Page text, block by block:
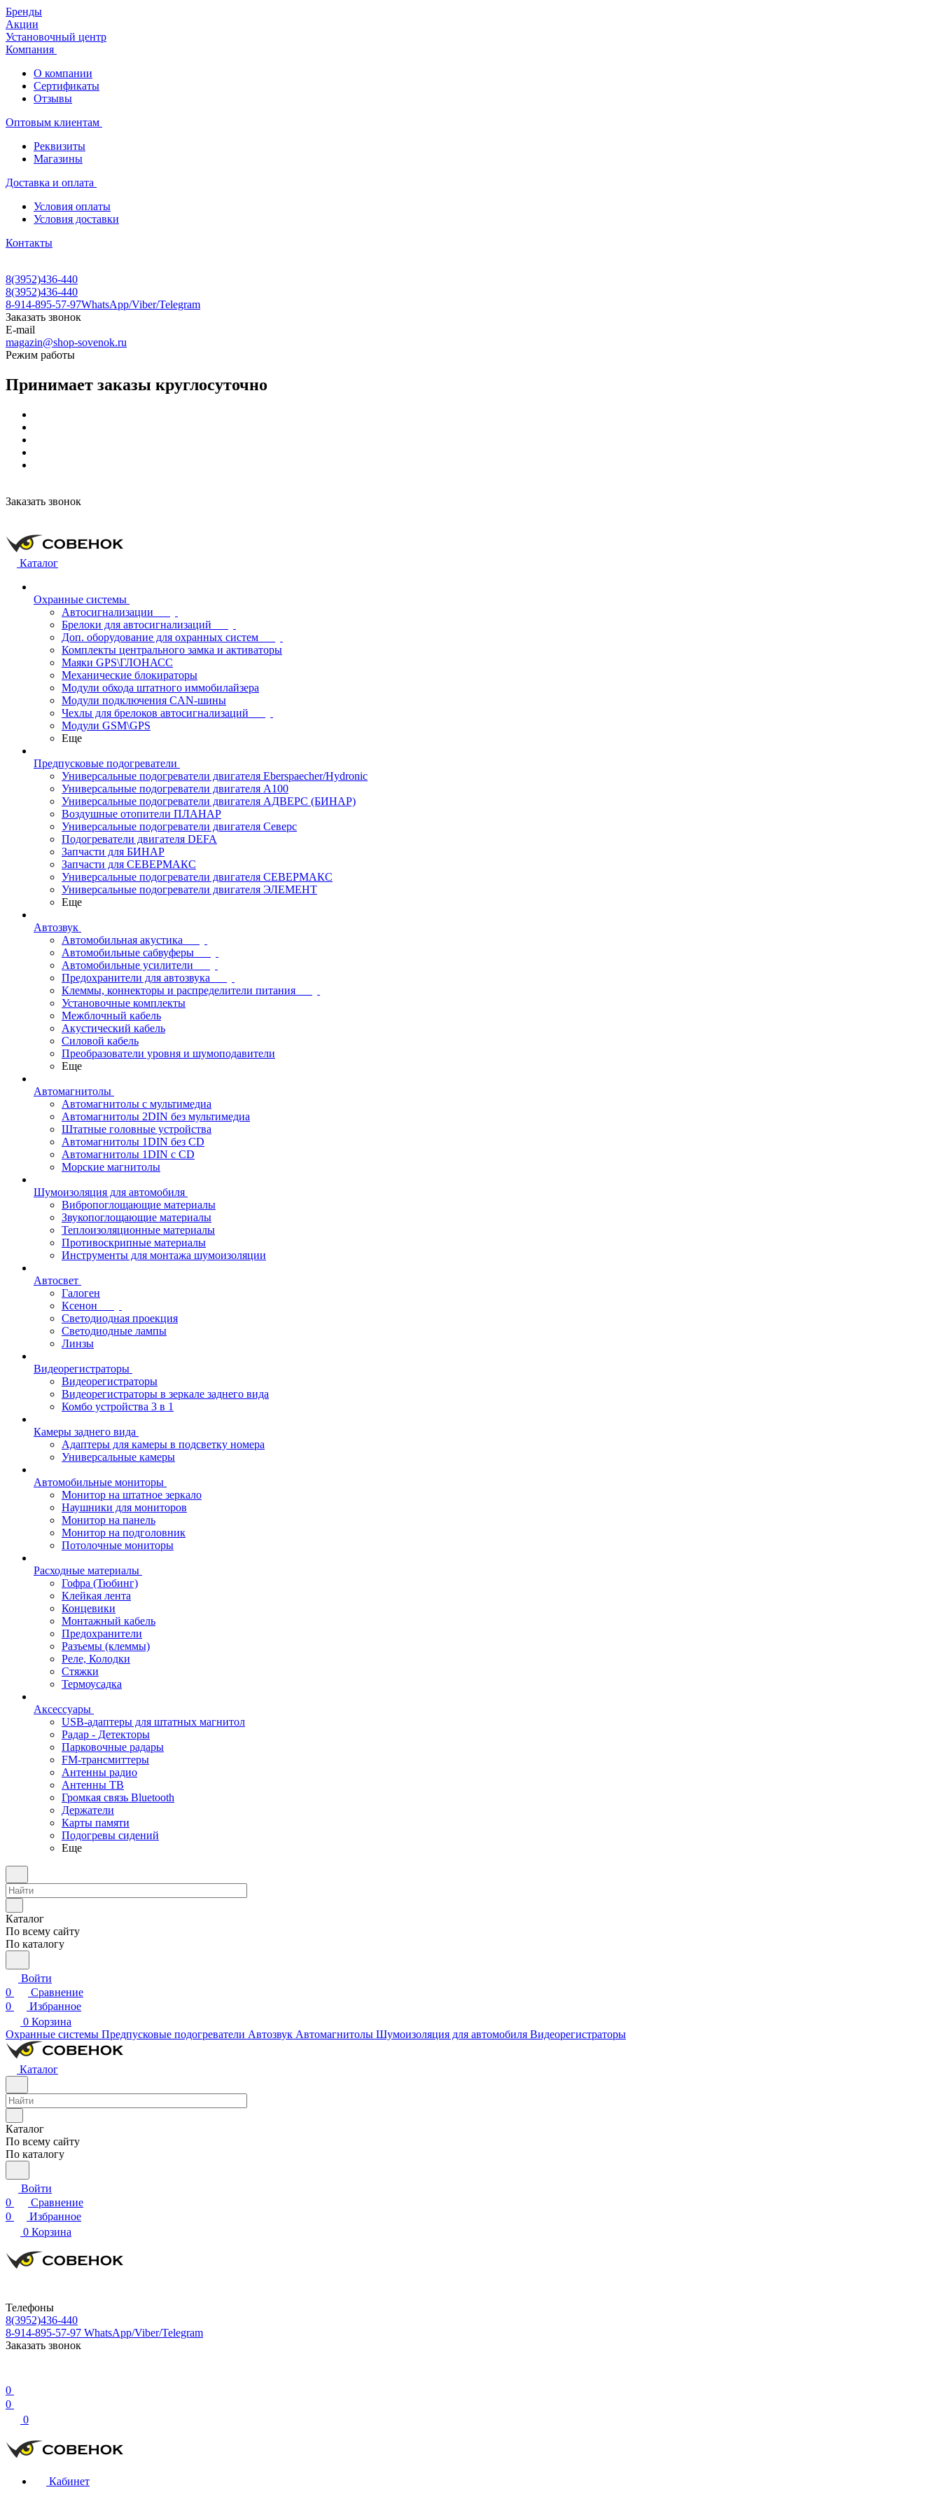
Бренды
Акции
Установочный центр
Компания
О компании
Сертификаты
Отзывы
Оптовым клиентам
Реквизиты
Магазины
Доставка и оплата
Условия оплаты
Условия доставки
Контакты
8(3952)436-440
8(3952)436-440
8-914-895-57-97WhatsApp/Viber/Telegram
Заказать звонок
E-mail
magazin@shop-sovenok.ru
Режим работы
Принимает заказы круглосуточно
Заказать звонок
Каталог
Охранные системы
Автосигнализации
Брелоки для автосигнализаций
Доп. оборудование для охранных систем
Комплекты центрального замка и активаторы
Маяки GPS\ГЛОНАСС
Механические блокираторы
Модули обхода штатного иммобилайзера
Модули подключения CAN-шины
Чехлы для брелоков автосигнализаций
Модули GSM\GPS
Еще
Предпусковые подогреватели
Универсальные подогреватели двигателя Eberspaecher/Hydronic
Универсальные подогреватели двигателя A100
Универсальные подогреватели двигателя АДВЕРС (БИНАР)
Воздушные отопители ПЛАНАР
Универсальные подогреватели двигателя Северс
Подогреватели двигателя DEFA
Запчасти для БИНАР
Запчасти для СЕВЕРМАКС
Универсальные подогреватели двигателя СЕВЕРМАКС
Универсальные подогреватели двигателя ЭЛЕМЕНТ
Еще
Автозвук
Автомобильная акустика
Автомобильные сабвуферы
Автомобильные усилители
Предохранители для автозвука
Клеммы, коннекторы и распределители питания
Установочные комплекты
Межблочный кабель
Акустический кабель
Силовой кабель
Преобразователи уровня и шумоподавители
Еще
Автомагнитолы
Автомагнитолы с мультимедиа
Автомагнитолы 2DIN без мультимедиа
Штатные головные устройства
Автомагнитолы 1DIN без CD
Автомагнитолы 1DIN с CD
Морские магнитолы
Шумоизоляция для автомобиля
Вибропоглощающие материалы
Звукопоглощающие материалы
Теплоизоляционные материалы
Противоскрипные материалы
Инструменты для монтажа шумоизоляции
Автосвет
Галоген
Ксенон
Светодиодная проекция
Светодиодные лампы
Линзы
Видеорегистраторы
Видеорегистраторы
Видеорегистраторы в зеркале заднего вида
Комбо устройства 3 в 1
Камеры заднего вида
Адаптеры для камеры в подсветку номера
Универсальные камеры
Автомобильные мониторы
Монитор на штатное зеркало
Наушники для мониторов
Монитор на панель
Монитор на подголовник
Потолочные мониторы
Расходные материалы
Гофра (Тюбинг)
Клейкая лента
Концевики
Монтажный кабель
Предохранители
Разъемы (клеммы)
Реле, Колодки
Стяжки
Термоусадка
Аксессуары
USB-адаптеры для штатных магнитол
Радар - Детекторы
Парковочные радары
FM-трансмиттеры
Антенны радио
Антенны ТВ
Громкая связь Bluetooth
Держатели
Карты памяти
Подогревы сидений
Еще
Каталог
По всему сайту
По каталогу
Войти
0
Сравнение
0
Избранное
0 Корзина
Охранные системы Предпусковые подогреватели Автозвук Автомагнитолы Шумоизоляция для автомобиля Видеорегистраторы
Каталог
Каталог
По всему сайту
По каталогу
Войти
0
Сравнение
0
Избранное
0 Корзина
Телефоны
8(3952)436-440
8-914-895-57-97 WhatsApp/Viber/Telegram
Заказать звонок
0
0
0
Кабинет